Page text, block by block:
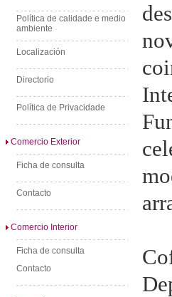
Política de calidade e medio
ambiente
Localización
Directorio
Política de Privacidade
Comercio Exterior
Ficha de consulta
Contacto
Comercio Interior
Ficha de consulta
Contacto